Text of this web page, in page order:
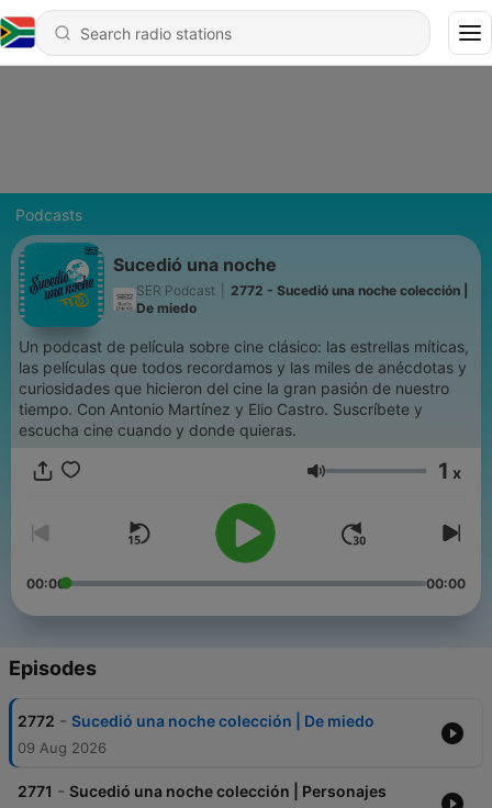
Podcasts
Sucedió una noche
SER Podcast
2772 - Sucedió una noche colección |
De miedo
Un podcast de película sobre cine clásico: las estrellas míticas,
las películas que todos recordamos y las miles de anécdotas y
curiosidades que hicieron del cine la gran pasión de nuestro
tiempo. Con Antonio Martínez y Elio Castro. Suscríbete y
escucha cine cuando y donde quieras.
Volume 1 x
00:00 00:00
Episodes
2772 - Sucedió una noche colección | De miedo
09 Aug 2026
2771 - Sucedió una noche colección | Personajes